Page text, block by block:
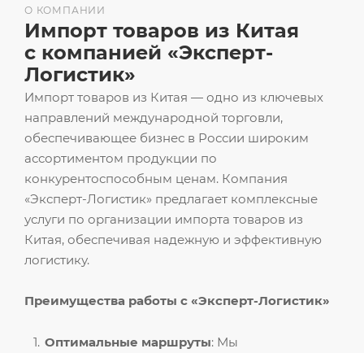
Импорт товаров из Китая — одно из ключевых
направлений международной торговли,
обеспечивающее бизнес в России широким
ассортиментом продукции по
конкурентоспособным ценам. Компания
«Эксперт-Логистик» предлагает комплексные
услуги по организации импорта товаров из
Китая, обеспечивая надежную и эффективную
логистику.
Преимущества работы с «Эксперт-Логистик»
Оптимальные маршруты: Мы
О КОМПАНИИ
Импорт товаров из Китая
с компанией «Эксперт-
Логистик»